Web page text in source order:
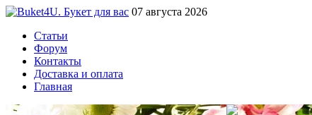
07 августа 2026
Статьи
Форум
Контакты
Доставка и оплата
Главная